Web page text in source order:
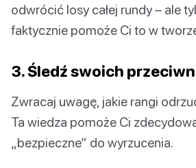
odwrócić losy całej rundy – ale
faktycznie pomoże Ci to w
3. Śledź swoich
Zwracaj uwagę, jakie rangi
Ta wiedza pomoże Ci
„bezpieczne” do wyrzucenia.